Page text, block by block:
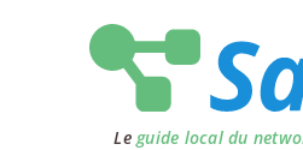
Le guide local du